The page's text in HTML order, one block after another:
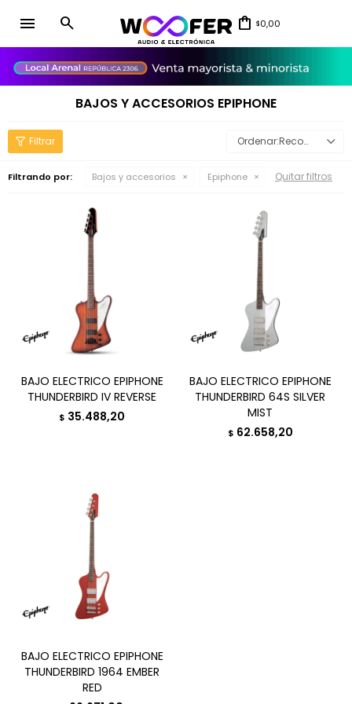
menu $0,00
BAJOS Y ACCESORIOS EPIPHONE
Recomendados
Filtrando por: Bajos y accesorios Epiphone Quitar filtros
BAJO ELECTRICO EPIPHONE
THUNDERBIRD IV REVERSE
$ 35.488,20
BAJO ELECTRICO EPIPHONE
THUNDERBIRD 64S SILVER
MIST
$ 62.658,20
BAJO ELECTRICO EPIPHONE
THUNDERBIRD 1964 EMBER
RED
close